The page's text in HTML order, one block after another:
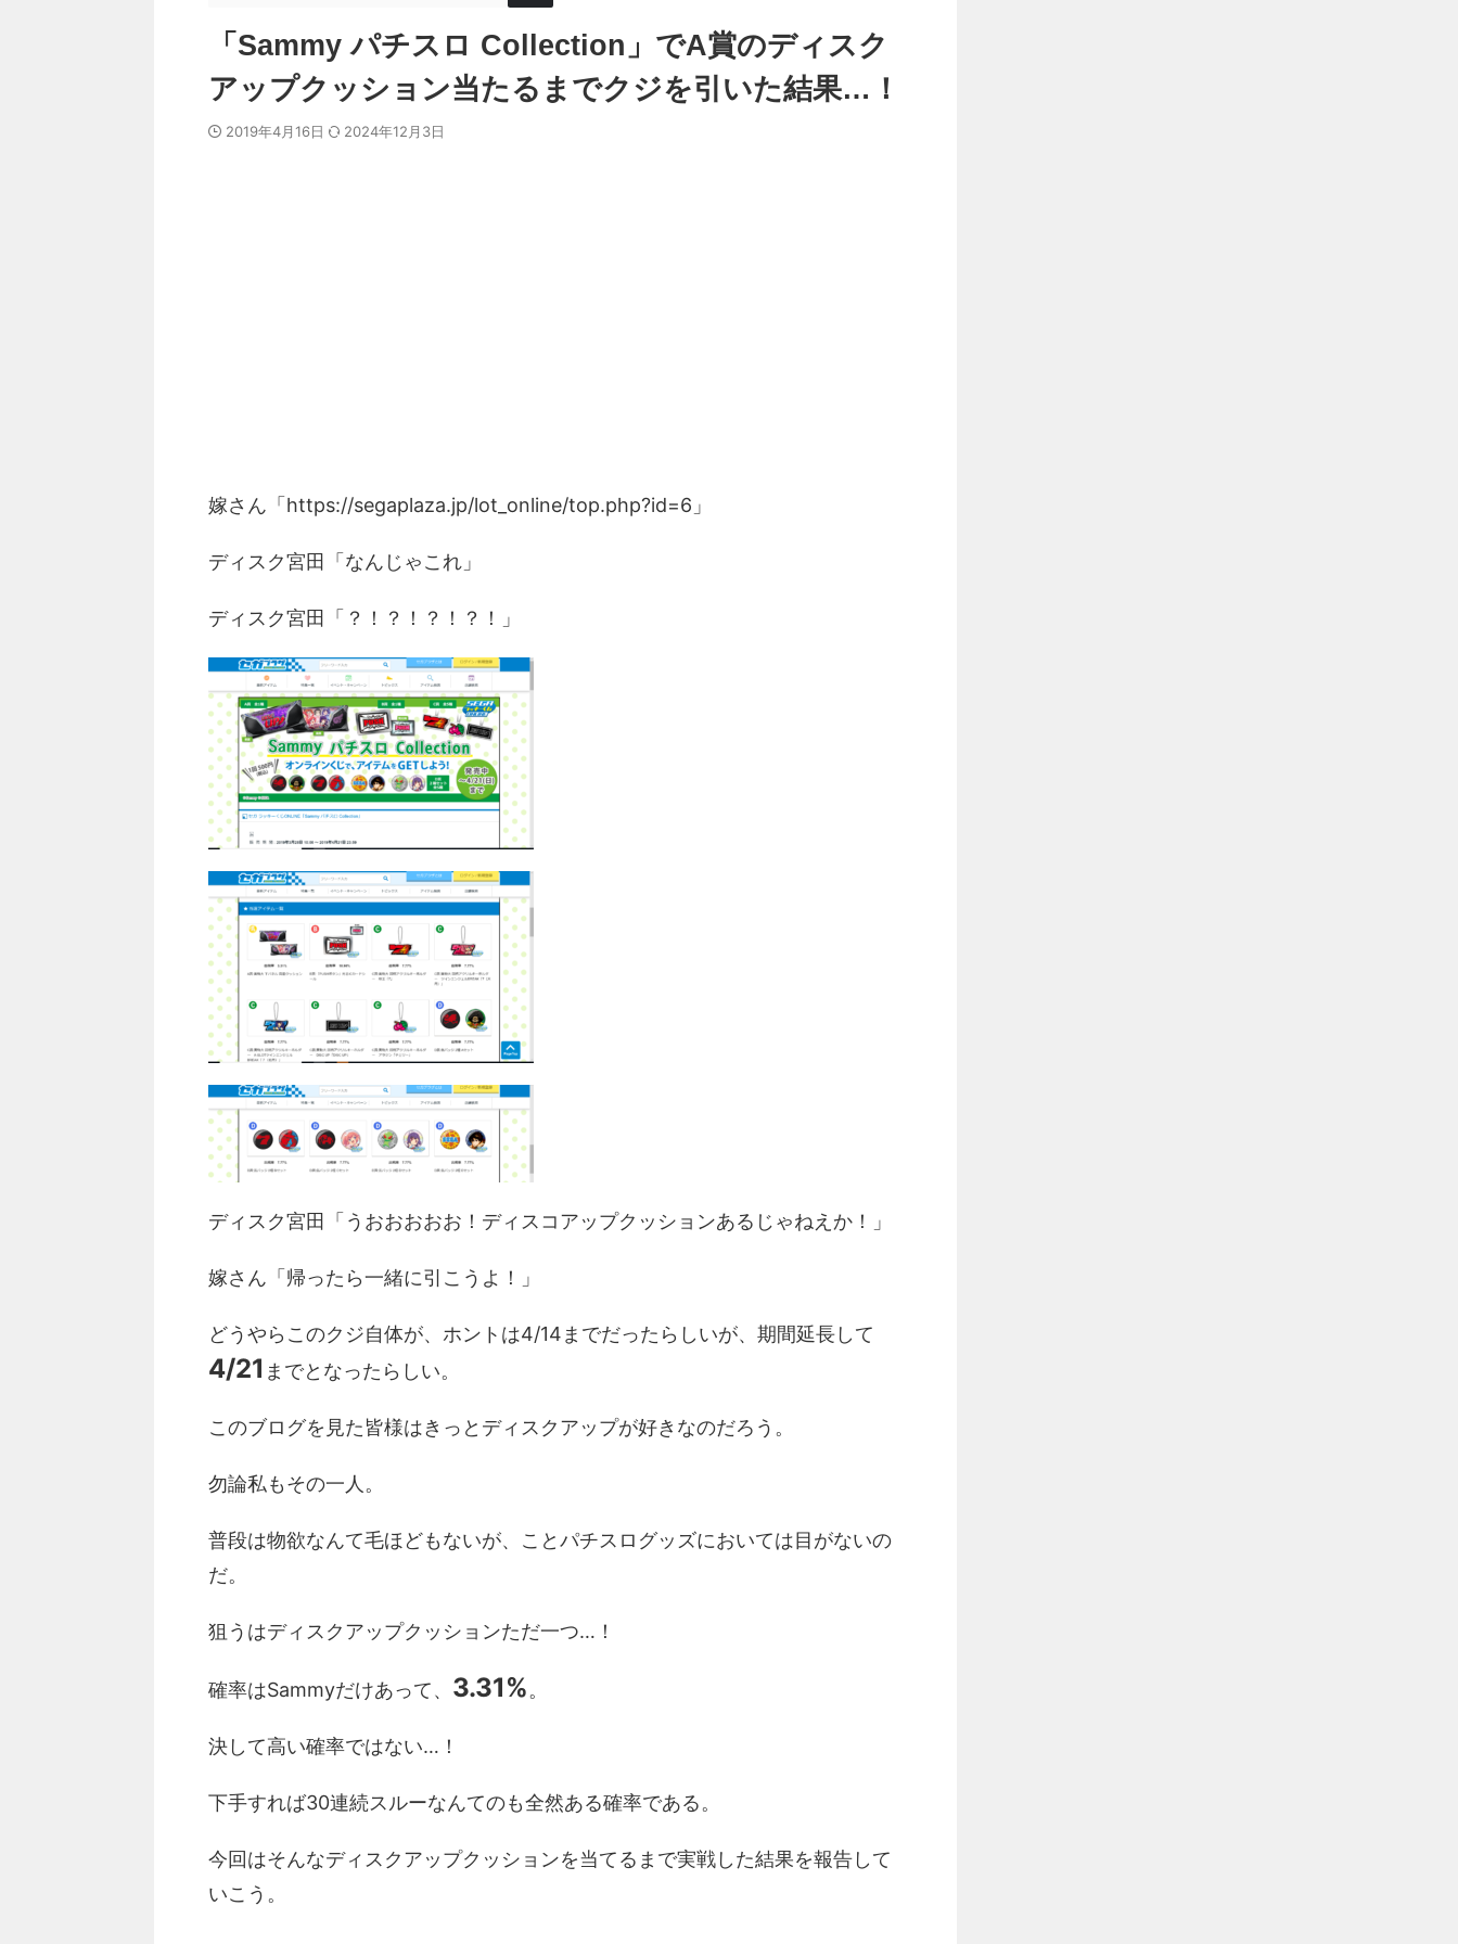
「Sammy パチスロ Collection」でA賞のディスク
アップクッション当たるまでクジを引いた結果…！
2019年4月16日 2024年12月3日
嫁さん「https://segaplaza.jp/lot_online/top.php?id=6」
ディスク宮田「なんじゃこれ」
ディスク宮田「？！？！？！？！」
ディスク宮田「うおおおおお！ディスコアップクッションあるじゃねえか！」
嫁さん「帰ったら一緒に引こうよ！」
どうやらこのクジ自体が、ホントは4/14までだったらしいが、期間延長して
4/21 までとなったらしい。
このブログを見た皆様はきっとディスクアップが好きなのだろう。
勿論私もその一人。
普段は物欲なんて毛ほどもないが、ことパチスログッズにおいては目がないの
だ。
狙うはディスクアップクッションただ一つ…！
確率はSammyだけあって、 3.31%。
決して高い確率ではない…！
下手すれば30連続スルーなんてのも全然ある確率である。
今回はそんなディスクアップクッションを当てるまで実戦した結果を報告して
いこう。